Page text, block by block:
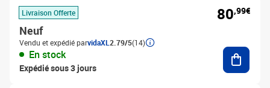
Livraison Offerte
Neuf
Vendu et expédié parvidaXL 2.79/5(14)
En stock
Expédié sous 3 jours
80,99€